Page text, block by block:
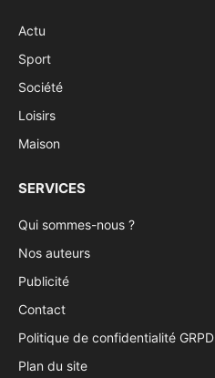
Actu
Sport
Société
Loisirs
Maison
SERVICES
Qui sommes-nous ?
Nos auteurs
Publicité
Contact
Politique de confidentialité GRPD
Plan du site